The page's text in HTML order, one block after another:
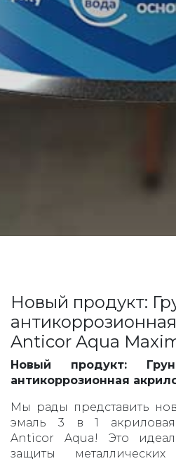
Новый продукт:
Anticor Aqua
Новый продукт:
антикоррозионная
Мы рады представить
эмаль 3 в 1 акриловая
Anticor Aqua! Это
защиты